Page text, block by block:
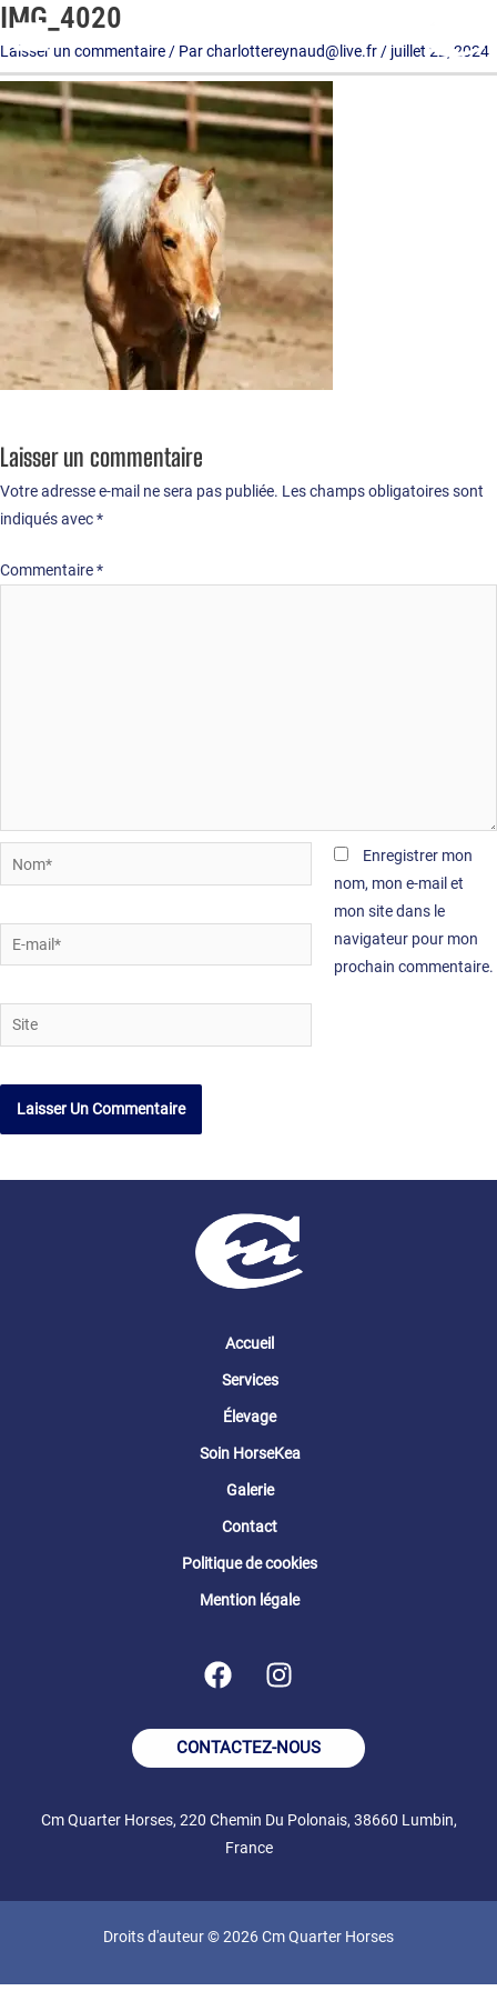
Aller
IMG_4020
Laisser un commentaire/ Parcharlottereynaud@live.fr/ juillet 22, 2024
Laisser un commentaire
Votre adresse e-mail ne sera pas publiée. Les champs obligatoires sont
indiqués avec*
Commentaire*
Nom*
mail*
Site
Enregistrer mon
nom, mon e-mail et
mon site dans le
navigateur pour mon
prochain commentaire.
Accueil
Services
Élevage
Soin HorseKea
Galerie
Contact
Politique de cookies
Mention légale
CONTACTEZ-NOUS
Cm Quarter Horses, 220 Chemin Du Polonais, 38660 Lumbin,
France
Droits d'auteur © 2026 Cm Quarter Horses